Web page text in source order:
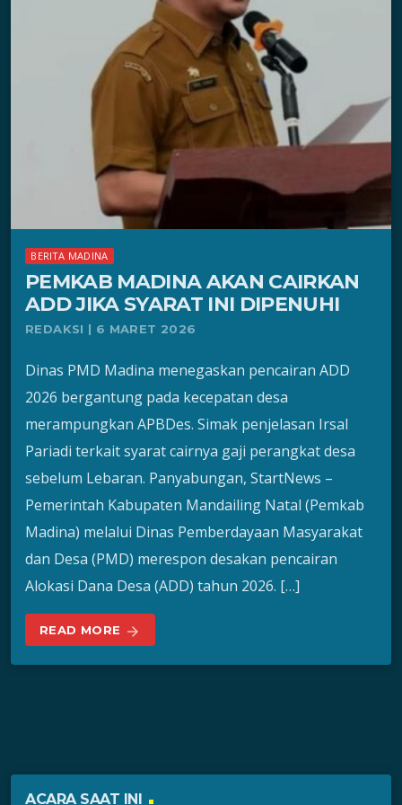
BERITA MADINA
PEMKAB MADINA AKAN CAIRKAN
ADD JIKA SYARAT INI DIPENUHI
REDAKSI | 6 MARET 2026
Dinas PMD Madina menegaskan pencairan ADD
2026 bergantung pada kecepatan desa
merampungkan APBDes. Simak penjelasan Irsal
Pariadi terkait syarat cairnya gaji perangkat desa
sebelum Lebaran. Panyabungan, StartNews –
Pemerintah Kabupaten Mandailing Natal (Pemkab
Madina) melalui Dinas Pemberdayaan Masyarakat
dan Desa (PMD) merespon desakan pencairan
Alokasi Dana Desa (ADD) tahun 2026. […]
READ MORE arrow_forward
ACARA SAAT INI